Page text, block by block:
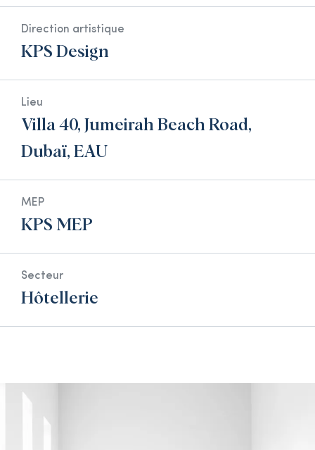
Direction artistique
KPS Design
Lieu
Villa 40, Jumeirah Beach Road,
Dubaï, EAU
MEP
KPS MEP
Secteur
Hôtellerie